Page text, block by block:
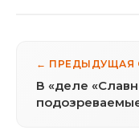
← ПРЕДЫДУЩАЯ
В «деле